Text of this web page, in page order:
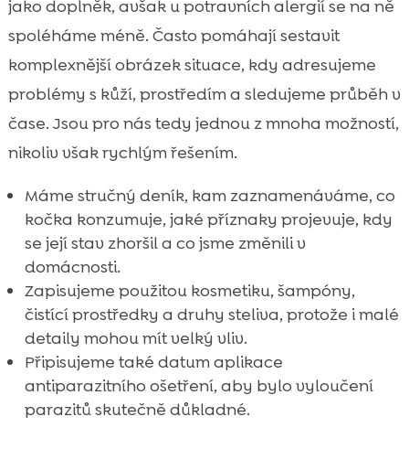
jako doplněk, avšak u potravních alergií se na ně
spoléháme méně. Často pomáhají sestavit
komplexnější obrázek situace, kdy adresujeme
problémy s kůží, prostředím a sledujeme průběh v
čase. Jsou pro nás tedy jednou z mnoha možností,
nikoliv však rychlým řešením.
Máme stručný deník, kam zaznamenáváme, co
kočka konzumuje, jaké příznaky projevuje, kdy
se její stav zhoršil a co jsme změnili v
domácnosti.
Zapisujeme použitou kosmetiku, šampóny,
čistící prostředky a druhy steliva, protože i malé
detaily mohou mít velký vliv.
Připisujeme také datum aplikace
antiparazitního ošetření, aby bylo vyloučení
parazitů skutečně důkladné.